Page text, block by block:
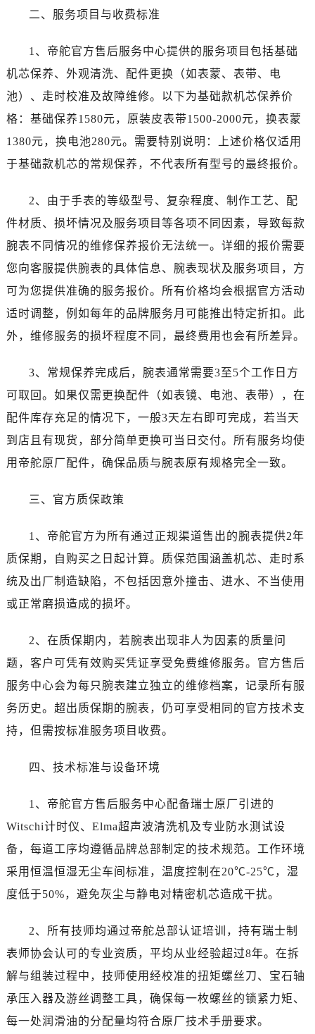
贵阳市南明区都司高架桥路33号亨特国际金融中心14楼14D（需提前预约）
昆明市盘龙区北京路928号同德昆明广场写字楼10层06室（需提前预约）
石家庄市长安区中山东路39号勒泰中心写字楼B座13层07室（需提前预约）
西安市碑林区南关正街88号华侨城长安国际中心E座6楼10室（需提前预约）
台州市椒江区东海大道1800号腾达中心东1幢20楼2002室（需提前预约）
重庆市解放碑渝中区民权路28号英利国际金融中心写字楼20层01室（需提前预约）
黑龙江省大庆市萨尔图区会战大街帝舵售后服务中心（需提前预约）
黑龙江省鹤岗市向阳区红军路帝舵售后服务中心（需提前预约）
黑龙江省黑河市爱辉区中央街帝舵售后服务中心（需提前预约）
黑龙江省佳木斯市向阳区长安路帝舵售后服务中心（需提前预约）
黑龙江省七台河市桃山区大同街帝舵售后服务中心（需提前预约）
黑龙江省伊春市伊美区通河路帝舵售后服务中心（需提前预约）
吉林省白城市洮北区明仁南街帝舵售后服务中心（需提前预约）
吉林省四平市铁东区紫气大路与南九经街交汇处帝舵售后服务中心（需提前预约）
吉林省松原市宁江区五环大街帝舵售后服务中心（需提前预约）
辽宁省鞍山市铁东区站前街帝舵售后服务中心（需提前预约）
辽宁省本溪市平山区胜利路帝舵售后服务中心（需提前预约）
辽宁省朝阳市双塔区新华路帝舵售后服务中心（需提前预约）
辽宁省丹东市振兴区七经街帝舵售后服务中心（需提前预约）
辽宁省盘锦市兴隆台区石油大街帝舵售后服务中心（需提前预约）
辽宁省铁岭市银州区南马路帝舵售后服务中心（需提前预约）
辽宁省沈阳市沈河区中街路83号亨得利名表维修授权店1楼帝舵售后服务中心（需提前预约）
河北省保定市竞秀区朝阳北大街北国先天下帝舵售后服务中心（需提前预约）
内蒙古自治区阿拉善盟市左旗土尔扈特大街帝舵售后服务中心（需提前预约）
内蒙古自治区巴彦淖尔市临河区新华街帝舵售后服务中心（需提前预约）
二、服务项目与收费标准
1、帝舵官方售后服务中心提供的服务项目包括基础
机芯保养、外观清洗、配件更换（如表蒙、表带、电
池）、走时校准及故障维修。以下为基础款机芯保养价
格：基础保养1580元，原装皮表带1500-2000元，换表蒙
1380元，换电池280元。需要特别说明：上述价格仅适用
于基础款机芯的常规保养，不代表所有型号的最终报价。
2、由于手表的等级型号、复杂程度、制作工艺、配
件材质、损坏情况及服务项目等各项不同因素，导致每款
腕表不同情况的维修保养报价无法统一。详细的报价需要
您向客服提供腕表的具体信息、腕表现状及服务项目，方
可为您提供准确的服务报价。所有价格均会根据官方活动
适时调整，例如每年的品牌服务月可能推出特定折扣。此
外，维修服务的损坏程度不同，最终费用也会有所差异。
3、常规保养完成后，腕表通常需要3至5个工作日方
可取回。如果仅需更换配件（如表镜、电池、表带），在
配件库存充足的情况下，一般3天左右即可完成，若当天
到店且有现货，部分简单更换可当日交付。所有服务均使
用帝舵原厂配件，确保品质与腕表原有规格完全一致。
三、官方质保政策
1、帝舵官方为所有通过正规渠道售出的腕表提供2年
质保期，自购买之日起计算。质保范围涵盖机芯、走时系
统及出厂制造缺陷，不包括因意外撞击、进水、不当使用
或正常磨损造成的损坏。
2、在质保期内，若腕表出现非人为因素的质量问
题，客户可凭有效购买凭证享受免费维修服务。官方售后
服务中心会为每只腕表建立独立的维修档案，记录所有服
务历史。超出质保期的腕表，仍可享受相同的官方技术支
持，但需按标准服务项目收费。
四、技术标准与设备环境
1、帝舵官方售后服务中心配备瑞士原厂引进的
Witschi计时仪、Elma超声波清洗机及专业防水测试设
备，每道工序均遵循品牌总部制定的技术规范。工作环境
采用恒温恒湿无尘车间标准，温度控制在20℃-25℃，湿
度低于50%，避免灰尘与静电对精密机芯造成干扰。
2、所有技师均通过帝舵总部认证培训，持有瑞士制
表师协会认可的专业资质，平均从业经验超过8年。在拆
解与组装过程中，技师使用经校准的扭矩螺丝刀、宝石轴
承压入器及游丝调整工具，确保每一枚螺丝的锁紧力矩、
每一处润滑油的分配量均符合原厂技术手册要求。